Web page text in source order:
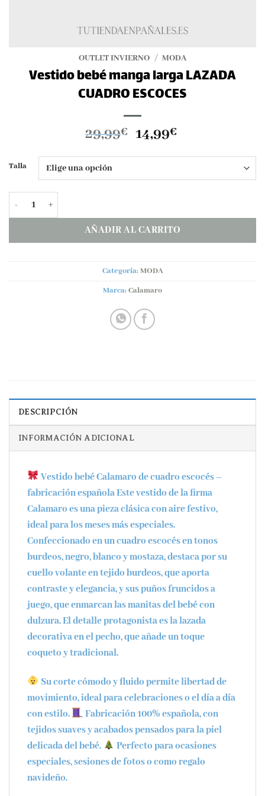
OUTLET INVIERNO / MODA
Vestido bebé manga larga LAZADA
CUADRO ESCOCES
29,99€ El
era:
14,99€El
es:
Talla
AÑADIR AL CARRITO
Categoría:MODA
Marca:Calamaro
DESCRIPCIÓN
INFORMACIÓN ADICIONAL
Vestido bebé Calamaro de cuadro escocés –
fabricación españolaEste vestido de la firma
Calamaroes una pieza clásica con aire festivo,
ideal para los meses más especiales.
Confeccionado en uncuadro escocés en tonos
burdeos, negro, blanco y mostaza, destaca por su
cuello volante en tejido burdeos, que aporta
contraste y elegancia, y suspuños fruncidos a
juego, que enmarcan las manitas del bebé con
dulzura. El detalle protagonista es lalazada
decorativa en el pecho, que añade un toque
coqueto y tradicional.
Sucorte cómodo y fluidopermite libertad de
movimiento, ideal para celebraciones o el día a día
con estilo.
Fabricación 100% española, con
tejidos suaves y acabados pensados para la piel
delicada del bebé.
Perfecto para ocasiones
especiales, sesiones de fotos o como regalo
navideño.